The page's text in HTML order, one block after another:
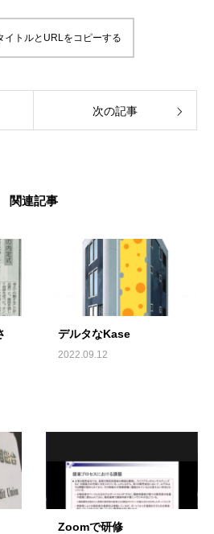
イトルとURLをコピーする
次の記事
関連記事
デルタなKase
2022.09.12
Zoomで研修